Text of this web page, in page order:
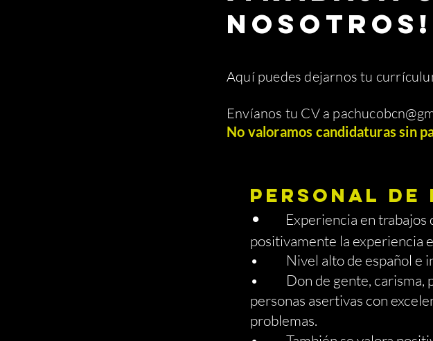
NOSOTROS!
Aquí puedes dejarnos tu
Envíanos tu CV a
No valoramos candidaturas sin
PERSONAL DE
•
Experiencia en trabajos
positivamente la experiencia
• Nivel alto de español e
• Don de gente, carisma,
personas asertivas con
problemas.